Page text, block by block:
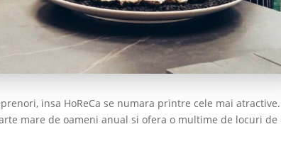
insa HoReCa se numara printre cele mai
mare de oameni anual si ofera o multime de locuri de